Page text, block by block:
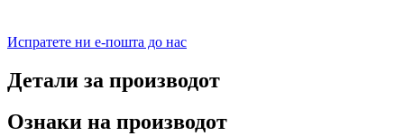
Испратете ни е-пошта до нас
Детали за производот
Ознаки на производот